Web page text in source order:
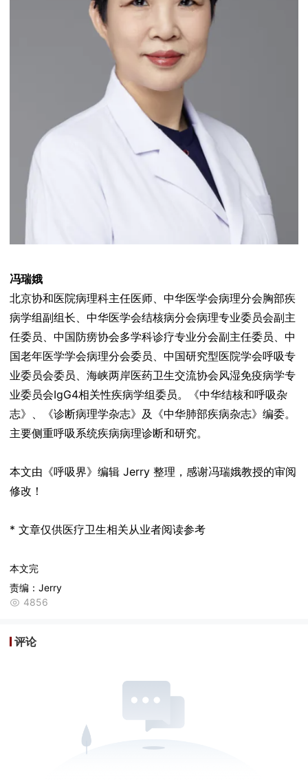
冯瑞娥
北京协和医院病理科主任医师、中华医学会病理分会胸部疾
病学组副组长、中华医学会结核病分会病理专业委员会副主
任委员、中国防痨协会多学科诊疗专业分会副主任委员、中
国老年医学学会病理分会委员、中国研究型医院学会呼吸专
业委员会委员、海峡两岸医药卫生交流协会风湿免疫病学专
业委员会IgG4相关性疾病学组委员。《中华结核和呼吸杂
志》、《诊断病理学杂志》及《中华肺部疾病杂志》编委。
主要侧重呼吸系统疾病病理诊断和研究。
本文由《呼吸界》编辑 Jerry 整理，感谢冯瑞娥教授的审阅
修改！
* 文章仅供医疗卫生相关从业者阅读参考
本文完
责编：Jerry
4856
评论